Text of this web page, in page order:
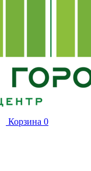
Корзина 0